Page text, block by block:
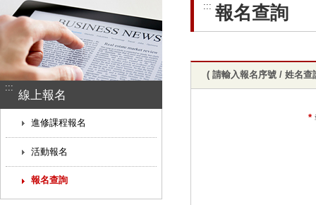
:::
線上報名
進修課程報名
活動報名
報名查詢
::: 報名查詢
( 請輸入報名序號 / 姓名查
*